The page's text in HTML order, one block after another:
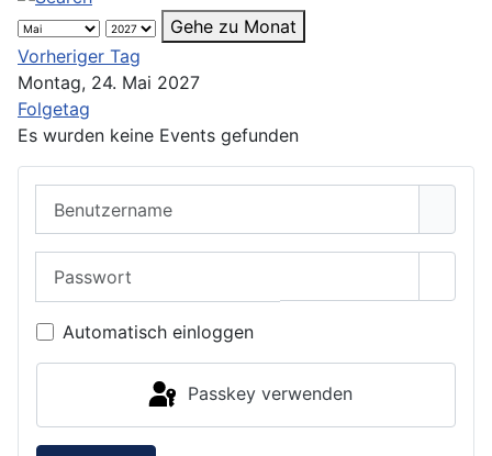
Gehe zu Monat
Vorheriger Tag
Montag, 24. Mai 2027
Folgetag
Es wurden keine Events gefunden
Automatisch einloggen
Passkey verwenden